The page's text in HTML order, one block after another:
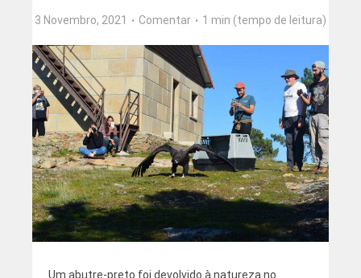
3 Novembro, 2021 Comentar 1 min (tempo de leitura)
Um abutre-preto foi devolvido à natureza no